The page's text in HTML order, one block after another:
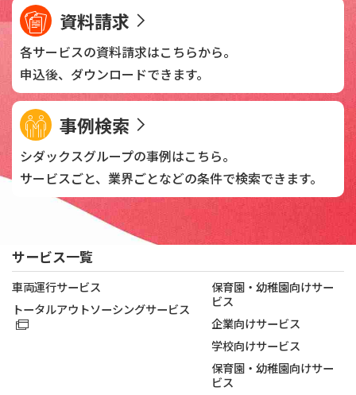
資料請求
各サービスの資料請求はこちらから。
申込後、 ダウンロードできます。
事例検索
シダックスグループの事例はこちら。
サービスごと、業界ごとなどの条件で検索できます。
サービス一覧
車両運行サービス
トータルアウトソーシングサービス
保育園・幼稚園向けサー
ビス
企業向けサービス
学校向けサービス
保育園・幼稚園向けサー
ビス